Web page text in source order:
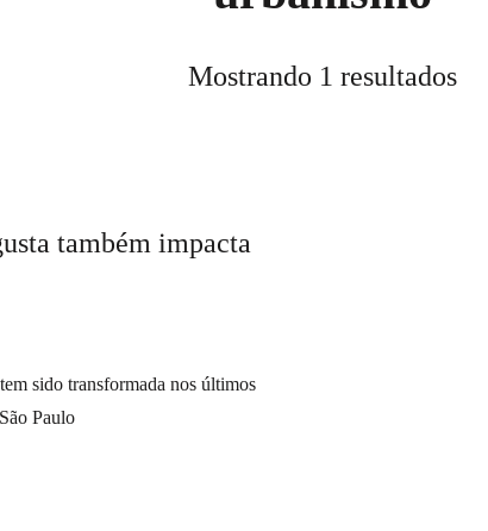
Mostrando 1 resultados
também impacta
sido transformada nos últimos
Paulo